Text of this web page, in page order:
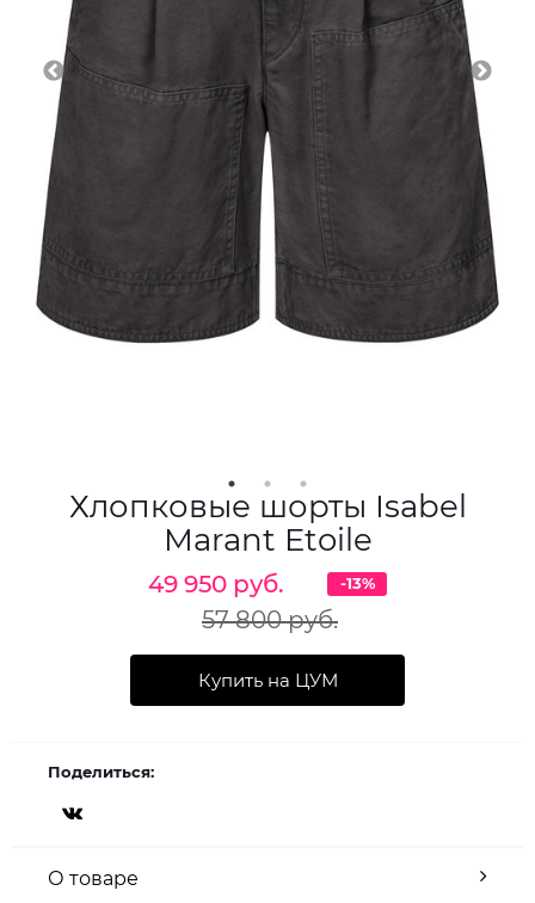
Хлопковые шорты Isabel
Marant Etoile
49 950 руб.
57 800 руб.
-13%
Купить на ЦУМ
Поделиться:
О товаре